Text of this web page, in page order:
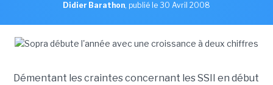
Didier Barathon, publié le 30 Avril 2008
Démentant les craintes concernant les SSII en début